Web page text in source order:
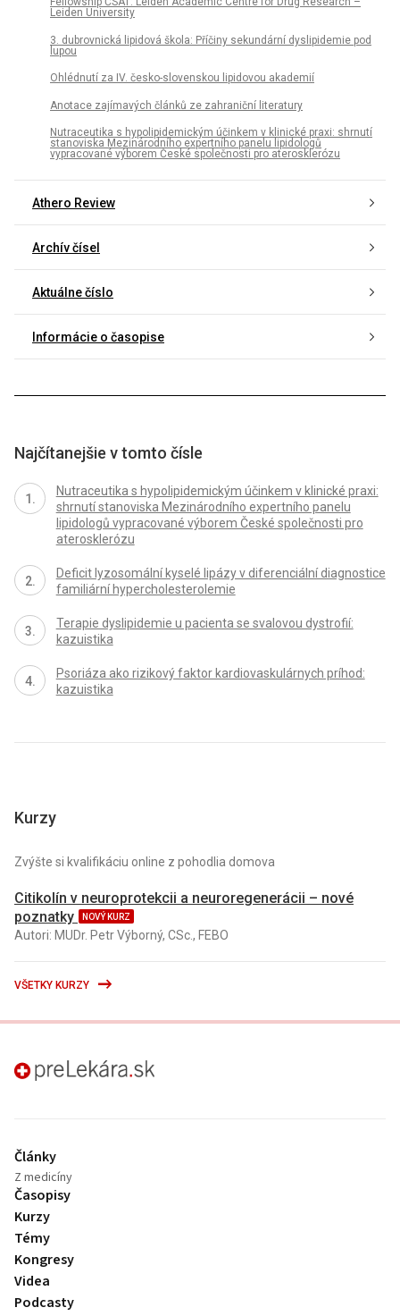
Leiden University
3. dubrovnická lipidová škola: Příčiny sekundární dyslipidemie pod
lupou
Ohlédnutí za IV. česko-slovenskou lipidovou akademií
Anotace zajímavých článků ze zahraniční literatury
Nutraceutika s hypolipidemickým účinkem v klinické praxi: shrnutí
stanoviska Mezinárodního expertního panelu lipidologů
vypracované výborem České společnosti pro aterosklerózu
Athero Review
Archív čísel
Aktuálne číslo
Informácie o časopise
Najčítanejšie v tomto čísle
Nutraceutika s hypolipidemickým účinkem v klinické praxi:
shrnutí stanoviska Mezinárodního expertního panelu
lipidologů vypracované výborem České společnosti pro
aterosklerózu
Deficit lyzosomální kyselé lipázy v diferenciální diagnostice
familiární hypercholesterolemie
Terapie dyslipidemie u pacienta se svalovou dystrofií:
kazuistika
Psoriáza ako rizikový faktor kardiovaskulárnych príhod:
kazuistika
Kurzy
Zvýšte si kvalifikáciu online z pohodlia domova
Citikolín v neuroprotekcii a neuroregenerácii – nové
poznatky
NOVÝ KURZ
Autori: MUDr. Petr Výborný, CSc., FEBO
VŠETKY KURZY
preLekára.sk
Články
Z medicíny
Časopisy
Kurzy
Témy
Kongresy
Videa
Podcasty